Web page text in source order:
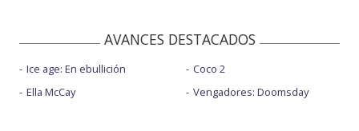
AVANCES DESTACADOS
Ice age: En ebullición
Ella McCay
Coco 2
Vengadores: Doomsday